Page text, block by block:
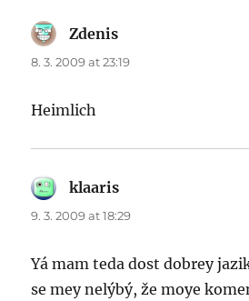
Zdenis
8. 3. 2009 at 23:19
Heimlich
klaaris
9. 3. 2009 at 18:29
Yá mam teda dost dobrey
se mey nelýbý, že moye